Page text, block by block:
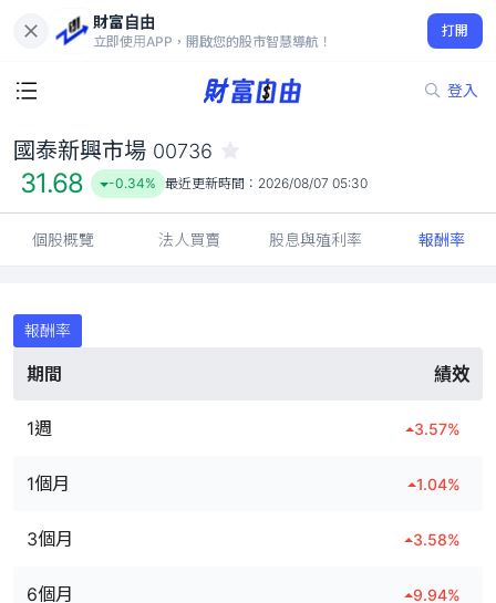
財富自由
立即使用APP，開啟您的股市智慧導航！
打開
登入
31.68
-0.34%
國泰新興市場 00736
31.68 -0.34% 最近更新時間： 2026/08/07 05:30
個股概覽 法人買賣 股息與殖利率 報酬率
報酬率
期間 績效
1週 3.57%
1個月 1.04%
3個月 3.58%
6個月 9.94%